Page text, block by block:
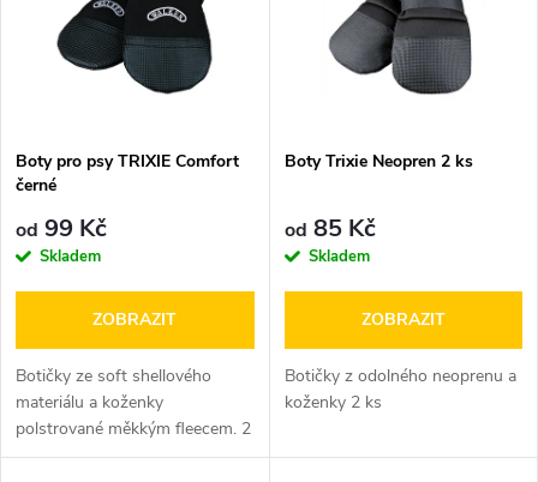
p
r
o
d
u
s
p
r
d
u
Boty pro psy TRIXIE Comfort
černé
od 99 Kč
Skladem
ZOBRAZIT
Botičky ze soft shellového
materiálu a koženky
polstrované měkkým fleecem. 2
ks
Boty Trixie Neopren 2 ks
od 85 Kč
Skladem
ZOBRAZIT
Botičky z odolného neoprenu a
koženky 2 ks